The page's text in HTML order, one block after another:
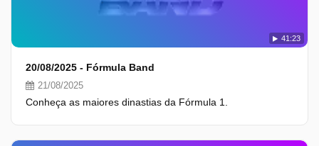
41:23
20/08/2025 - Fórmula Band
21/08/2025
Conheça as maiores dinastias da Fórmula 1.